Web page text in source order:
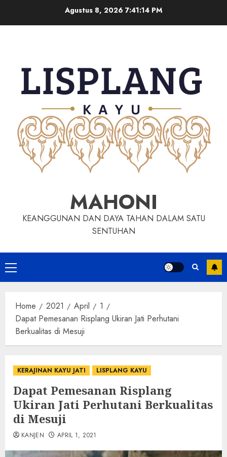
Agustus 8, 2026 7:41:15 PM
MAHONI
KEANGGUNAN DAN DAYA TAHAN DALAM SATU
SENTUHAN
Home 2021 April
1
Dapat Pemesanan Risplang Ukiran Jati Perhutani
Berkualitas di Mesuji
KERAJINAN KAYU JATI LISPLANG KAYU
Dapat Pemesanan Risplang
Ukiran Jati Perhutani Berkualitas
di Mesuji
KANJEN APRIL 1, 2021